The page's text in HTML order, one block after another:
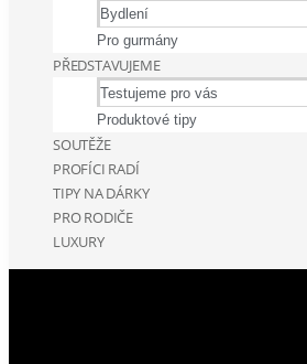
Bydlení
Pro gurmány
PŘEDSTAVUJEME
Testujeme pro vás
Produktové tipy
SOUTĚŽE
PROFÍCI RADÍ
TIPY NA DÁRKY
PRO RODIČE
LUXURY